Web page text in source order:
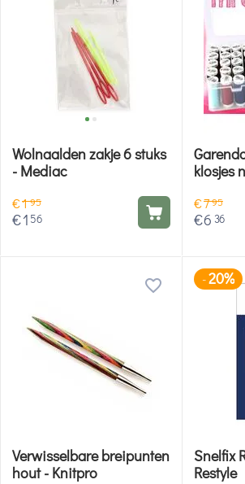
Wolnaalden zakje 6 stuks
- Mediac
€195
€1 56
klosjes
€795
€6 36
Verwisselbare breipunten
hout - Knitpro
-20%
Snelfix
Restyle